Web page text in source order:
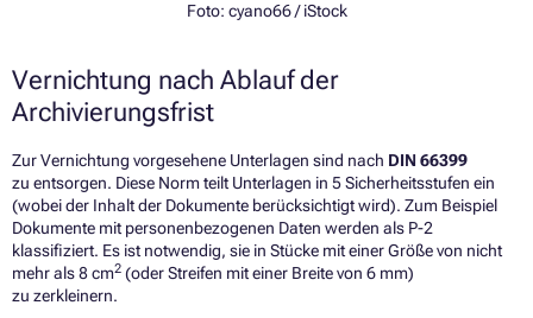
Foto: cyano66/ iStock
Vernichtung nach Ablauf der
Archivierungsfrist
Zur Vernichtung vorgesehene Unterlagen sind nach DIN 66399
zu entsorgen. Diese Norm teilt Unterlagen in 5 Sicherheitsstufen ein
(wobei der Inhalt der Dokumente berücksichtigt wird). Zum Beispiel
Dokumente mit personenbezogenen Daten werden als P-2
klassifiziert. Es ist notwendig, sie in Stücke mit einer Größe von nicht
mehr als 8 cm2 (oder Streifen mit einer Breite von 6 mm)
zu zerkleinern.